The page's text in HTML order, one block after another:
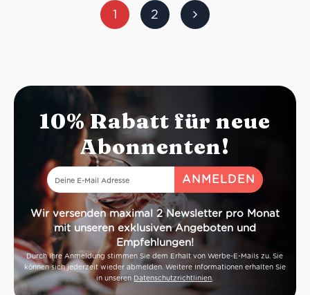
1 2
10% Rabatt für neue
Abonnenten!
Wir versenden maximal 2 Newsletter pro Monat
mit unseren exklusiven Angeboten und
Empfehlungen!
Durch Ihre Anmeldung stimmen Sie dem Erhalt von Werbe-E-Mails zu. Sie
können sich jederzeit wieder abmelden. Weitere Informationen erhalten Sie
in unseren Datenschutzrichtlinien